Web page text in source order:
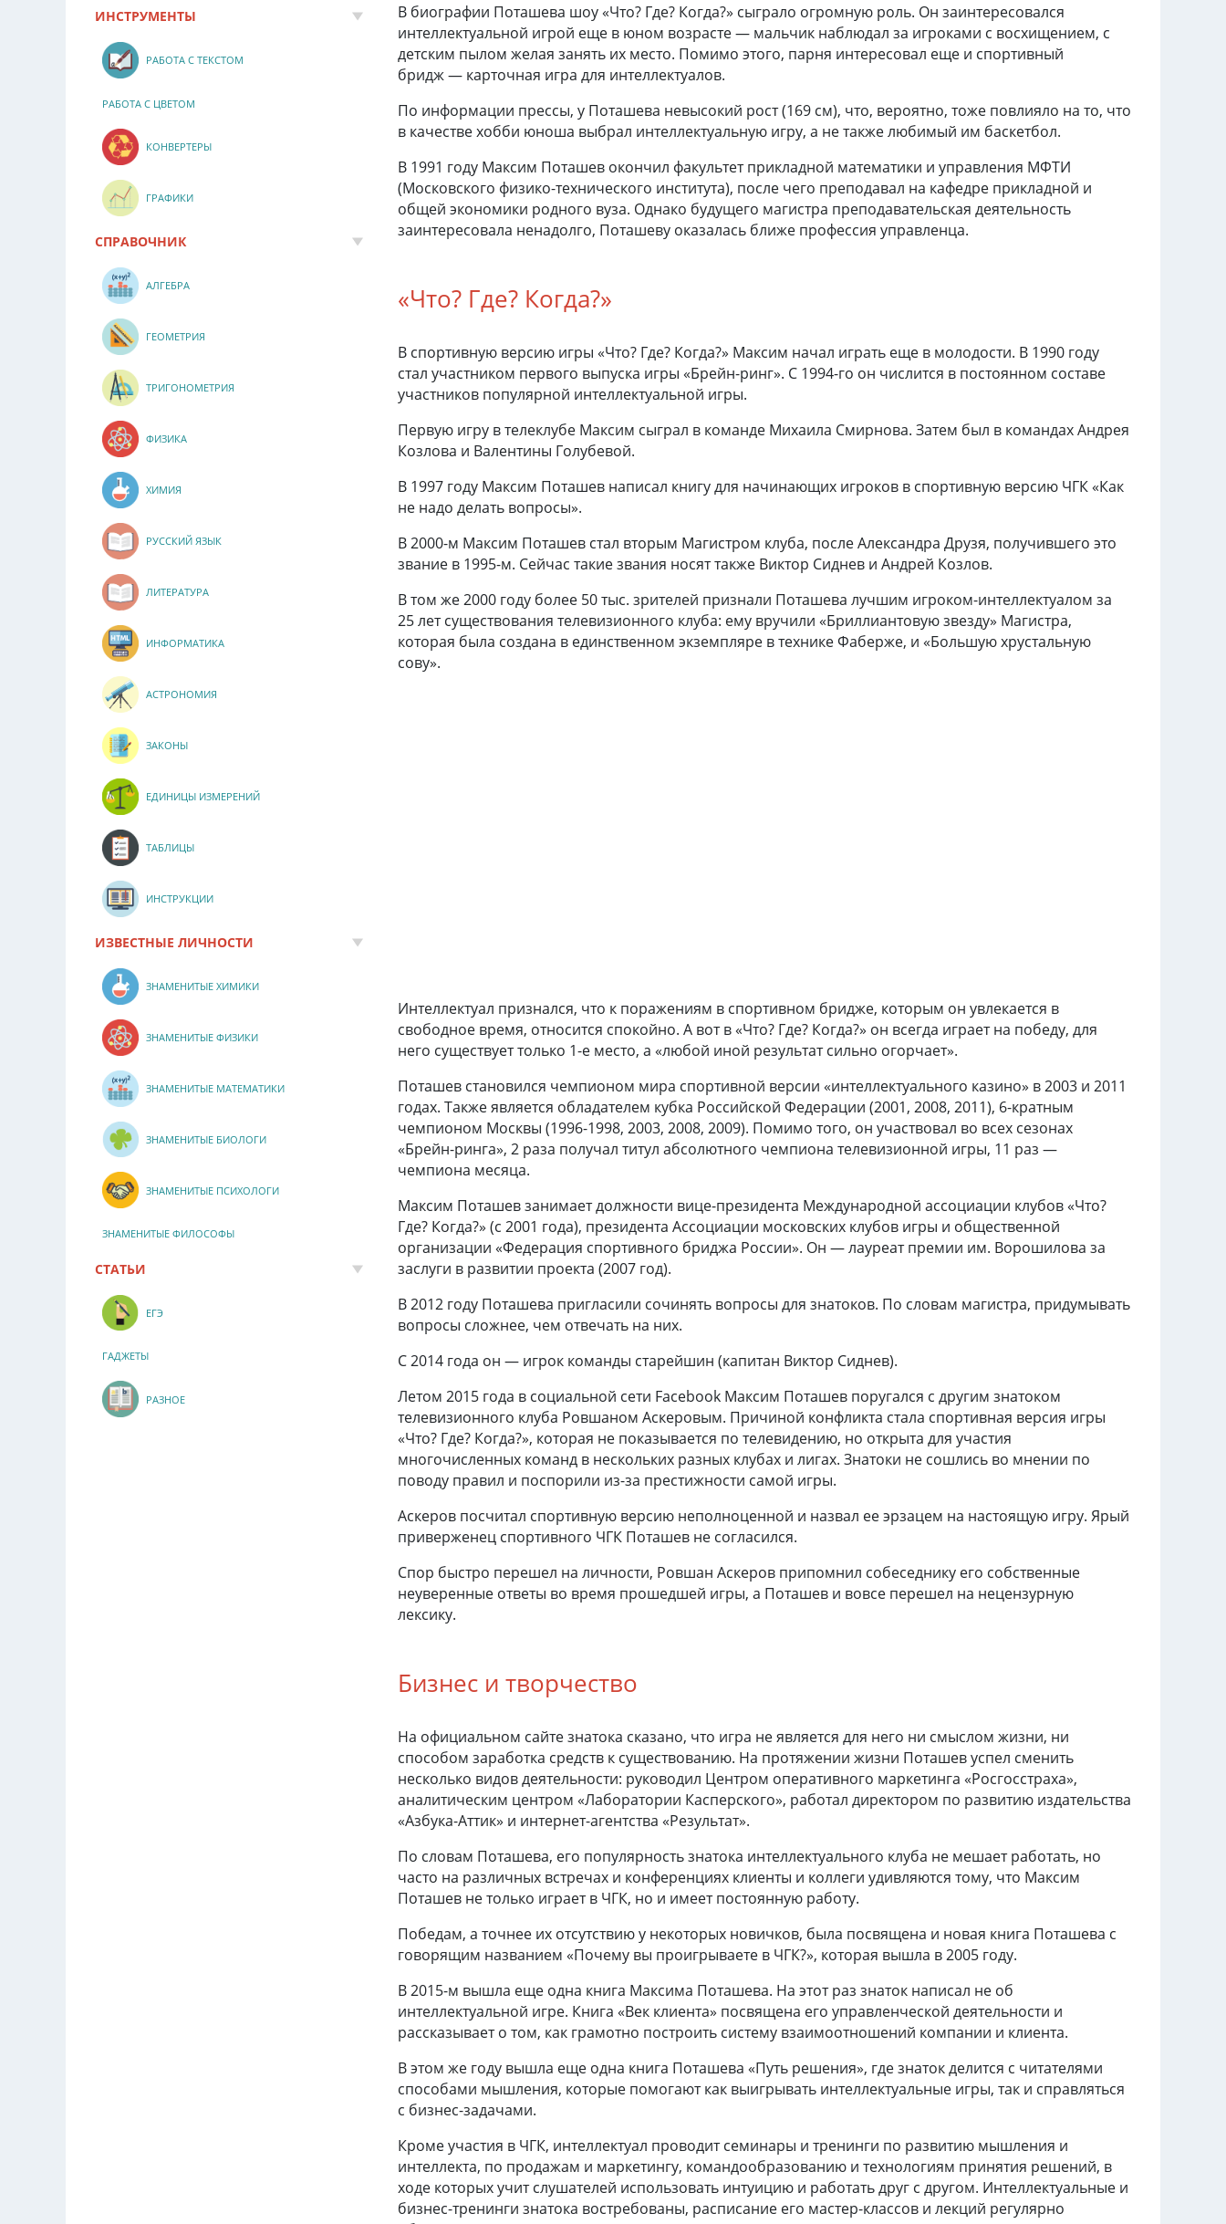
В биографии Поташева шоу «Что? Где? Когда?» сыграло огромную роль. Он заинтересовался
интеллектуальной игрой еще в юном возрасте — мальчик наблюдал за игроками с восхищением, с
детским пылом желая занять их место. Помимо этого, парня интересовал еще и спортивный
бридж — карточная игра для интеллектуалов.
По информации прессы, у Поташева невысокий рост (169 см), что, вероятно, тоже повлияло на то, что
в качестве хобби юноша выбрал интеллектуальную игру, а не также любимый им баскетбол.
В 1991 году Максим Поташев окончил факультет прикладной математики и управления МФТИ
(Московского физико-технического института), после чего преподавал на кафедре прикладной и
общей экономики родного вуза. Однако будущего магистра преподавательская деятельность
заинтересовала ненадолго, Поташеву оказалась ближе профессия управленца.
«Что? Где? Когда?»
В спортивную версию игры «Что? Где? Когда?» Максим начал играть еще в молодости. В 1990 году
стал участником первого выпуска игры «Брейн-ринг». С 1994-го он числится в постоянном составе
участников популярной интеллектуальной игры.
Первую игру в телеклубе Максим сыграл в команде Михаила Смирнова. Затем был в командах Андрея
Козлова и Валентины Голубевой.
В 1997 году Максим Поташев написал книгу для начинающих игроков в спортивную версию ЧГК «Как
не надо делать вопросы».
В 2000-м Максим Поташев стал вторым Магистром клуба, после Александра Друзя, получившего это
звание в 1995-м. Сейчас такие звания носят также Виктор Сиднев и Андрей Козлов.
В том же 2000 году более 50 тыс. зрителей признали Поташева лучшим игроком-интеллектуалом за
25 лет существования телевизионного клуба: ему вручили «Бриллиантовую звезду» Магистра,
которая была создана в единственном экземпляре в технике Фаберже, и «Большую хрустальную
сову».
Интеллектуал признался, что к поражениям в спортивном бридже, которым он увлекается в
свободное время, относится спокойно. А вот в «Что? Где? Когда?» он всегда играет на победу, для
него существует только 1-е место, а «любой иной результат сильно огорчает».
Поташев становился чемпионом мира спортивной версии «интеллектуального казино» в 2003 и 2011
годах. Также является обладателем кубка Российской Федерации (2001, 2008, 2011), 6-кратным
чемпионом Москвы (1996-1998, 2003, 2008, 2009). Помимо того, он участвовал во всех сезонах
«Брейн-ринга», 2 раза получал титул абсолютного чемпиона телевизионной игры, 11 раз —
чемпиона месяца.
Максим Поташев занимает должности вице-президента Международной ассоциации клубов «Что?
Где? Когда?» (с 2001 года), президента Ассоциации московских клубов игры и общественной
организации «Федерация спортивного бриджа России». Он — лауреат премии им. Ворошилова за
заслуги в развитии проекта (2007 год).
В 2012 году Поташева пригласили сочинять вопросы для знатоков. По словам магистра, придумывать
вопросы сложнее, чем отвечать на них.
С 2014 года он — игрок команды старейшин (капитан Виктор Сиднев).
Летом 2015 года в социальной сети Facebook Максим Поташев поругался с другим знатоком
телевизионного клуба Ровшаном Аскеровым. Причиной конфликта стала спортивная версия игры
«Что? Где? Когда?», которая не показывается по телевидению, но открыта для участия
многочисленных команд в нескольких разных клубах и лигах. Знатоки не сошлись во мнении по
поводу правил и поспорили из-за престижности самой игры.
Аскеров посчитал спортивную версию неполноценной и назвал ее эрзацем на настоящую игру. Ярый
приверженец спортивного ЧГК Поташев не согласился.
Спор быстро перешел на личности, Ровшан Аскеров припомнил собеседнику его собственные
неуверенные ответы во время прошедшей игры, а Поташев и вовсе перешел на нецензурную
лексику.
Бизнес и творчество
На официальном сайте знатока сказано, что игра не является для него ни смыслом жизни, ни
способом заработка средств к существованию. На протяжении жизни Поташев успел сменить
несколько видов деятельности: руководил Центром оперативного маркетинга «Росгосстраха»,
аналитическим центром «Лаборатории Касперского», работал директором по развитию издательства
«Азбука-Аттик» и интернет-агентства «Результат».
По словам Поташева, его популярность знатока интеллектуального клуба не мешает работать, но
часто на различных встречах и конференциях клиенты и коллеги удивляются тому, что Максим
Поташев не только играет в ЧГК, но и имеет постоянную работу.
Победам, а точнее их отсутствию у некоторых новичков, была посвящена и новая книга Поташева с
говорящим названием «Почему вы проигрываете в ЧГК?», которая вышла в 2005 году.
В 2015-м вышла еще одна книга Максима Поташева. На этот раз знаток написал не об
интеллектуальной игре. Книга «Век клиента» посвящена его управленческой деятельности и
рассказывает о том, как грамотно построить систему взаимоотношений компании и клиента.
В этом же году вышла еще одна книга Поташева «Путь решения», где знаток делится с читателями
способами мышления, которые помогают как выигрывать интеллектуальные игры, так и справляться
с бизнес-задачами.
Кроме участия в ЧГК, интеллектуал проводит семинары и тренинги по развитию мышления и
интеллекта, по продажам и маркетингу, командообразованию и технологиям принятия решений, в
ходе которых учит слушателей использовать интуицию и работать друг с другом. Интеллектуальные и
бизнес-тренинги знатока востребованы, расписание его мастер-классов и лекций регулярно
ИНСТРУМЕНТЫ
РАБОТА С ТЕКСТОМ
РАБОТА С ЦВЕТОМ
КОНВЕРТЕРЫ
ГРАФИКИ
СПРАВОЧНИК
АЛГЕБРА
ГЕОМЕТРИЯ
ТРИГОНОМЕТРИЯ
ФИЗИКА
ХИМИЯ
РУССКИЙ ЯЗЫК
ЛИТЕРАТУРА
ИНФОРМАТИКА
АСТРОНОМИЯ
ЗАКОНЫ
ЕДИНИЦЫ ИЗМЕРЕНИЙ
ТАБЛИЦЫ
ИНСТРУКЦИИ
ИЗВЕСТНЫЕ ЛИЧНОСТИ
ЗНАМЕНИТЫЕ ХИМИКИ
ЗНАМЕНИТЫЕ ФИЗИКИ
ЗНАМЕНИТЫЕ МАТЕМАТИКИ
ЗНАМЕНИТЫЕ БИОЛОГИ
ЗНАМЕНИТЫЕ ПСИХОЛОГИ
ЗНАМЕНИТЫЕ ФИЛОСОФЫ
СТАТЬИ
ЕГЭ
ГАДЖЕТЫ
РАЗНОЕ